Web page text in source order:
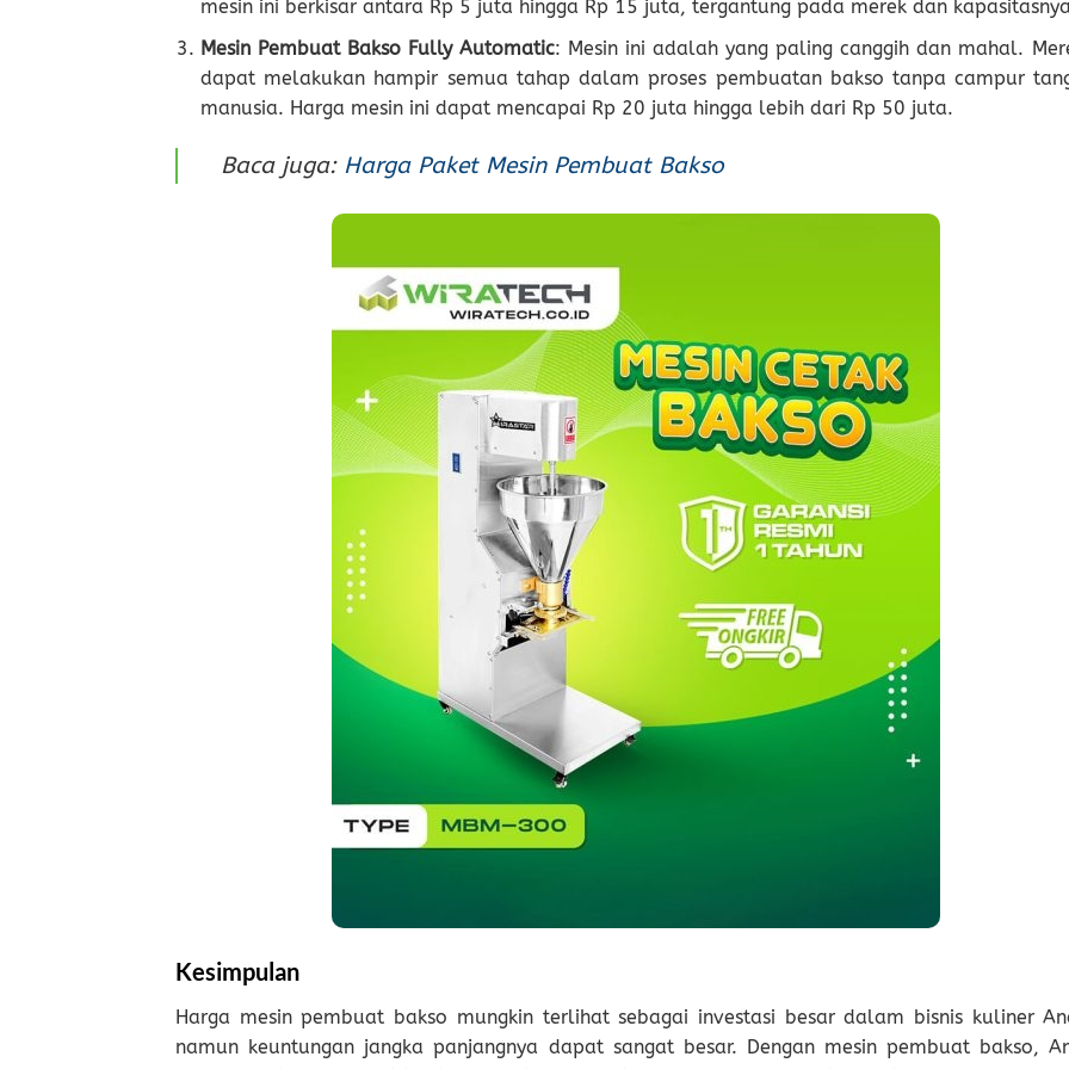
mesin ini berkisar antara Rp 5 juta hingga Rp 15 juta, tergantung pada merek dan
Mesin Pembuat Bakso Fully Automatic: Mesin ini adalah yang paling canggih dan mahal.
dapat melakukan hampir semua tahap dalam proses pembuatan bakso tanpa campur
manusia. Harga mesin ini dapat mencapai Rp 20 juta hingga lebih dari Rp 50 juta.
Baca juga: Harga Paket Mesin Pembuat Bakso
Kesimpulan
Harga mesin pembuat bakso mungkin terlihat sebagai investasi besar dalam bisnis kuliner
namun keuntungan jangka panjangnya dapat sangat besar. Dengan mesin pembuat bakso,